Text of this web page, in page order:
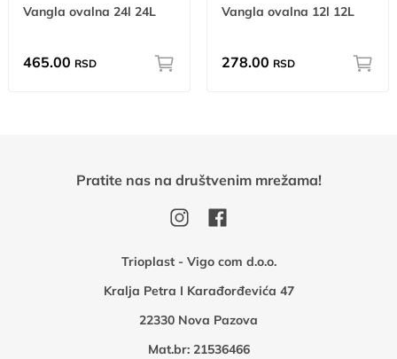
Vangla ovalna 24l 24L
465.00 RSD
Vangla ovalna 12l 12L
278.00 RSD
Trioplast - Vigo com d.o.o.
Kralja Petra I Karađorđevića 47
22330 Nova Pazova
Mat.br: 21536466
Pratite nas na društvenim mrežama!